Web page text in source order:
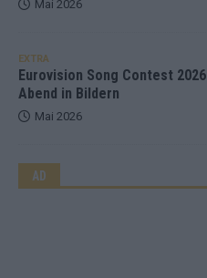
Mai 2026
EXTRA
Eurovision Song Contest
Abend in Bildern
Mai 2026
AD